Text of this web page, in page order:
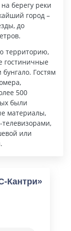
берегу реки
город –
до
территорию,
гостиничные
Гостям
500
были
материалы,
или
Кантри»